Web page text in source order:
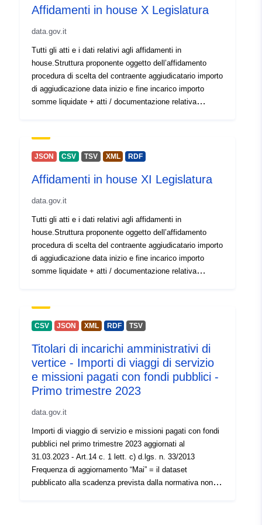
Lucernense@openglam
uriRef:
lucernense-openglam
Periodičnost
obračuna:
irregular
Affidamenti in house X Legislatura
data.gov.it
Tutti gli atti e i dati relativi agli affidamenti in
house.Struttura proponente oggetto dell’affidamento
procedura di scelta del contraente aggiudicatario importo
di aggiudicazione data inizio e fine incarico importo
somme liquidate + atti / documentazione relativa
personali: I dati personali presenti in questo dataset
sono pubblicati da Regione Lombardia esclusivamente
D.lgs. 33/2013. Il loro riutilizzo è consentito solo alle
pubblici (D.lgs. 36/2006 e s.m.i.) e deve essere
compatibile con le finalità per le quali i dati sono stati
raccolti. È vietato qualsiasi riutilizzo che comporti
trattamenti non conformi al GDPR tra cui finalità di
marketing profilazione contatto non richiesto spam o
altre attività non autorizzate.
JSON CSV TSV XML RDF
Affidamenti in house XI Legislatura
data.gov.it
Tutti gli atti e i dati relativi agli affidamenti in
house.Struttura proponente oggetto dell’affidamento
procedura di scelta del contraente aggiudicatario importo
di aggiudicazione data inizio e fine incarico importo
somme liquidate + atti / documentazione relativa
personali: I dati personali presenti in questo dataset
sono pubblicati da Regione Lombardia esclusivamente
D.lgs. 33/2013. Il loro riutilizzo è consentito solo alle
condizioni previste dalla normativa sul riuso dei dati
pubblici (D.lgs. 36/2006 e s.m.i.) e deve essere
compatibile con le finalità per le quali i dati sono stati
trattamenti non conformi al GDPR tra cui finalità di
marketing profilazione contatto non richiesto spam o
altre attività non autorizzate.
CSV JSON XML RDF TSV
Titolari di incarichi amministrativi di
vertice - Importi di viaggi di servizio
e missioni pagati con fondi pubblici -
Primo trimestre 2023
data.gov.it
Importi di viaggio di servizio e missioni pagati con fondi
pubblici nel primo trimestre 2023 aggiornati al
31.03.2023 - Art.14 c. 1 lett. c) d.lgs. n. 33/2013
Frequenza di aggiornamento “Mai” = il dataset
pubblicato alla scadenza prevista dalla normativa non